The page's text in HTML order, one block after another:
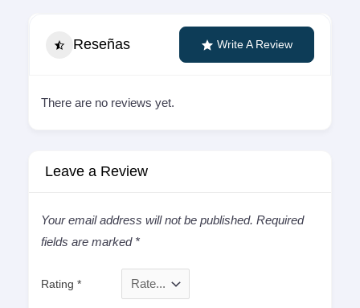
Reseñas Write A Review
There are no reviews yet.
Leave a Review
Your email address will not be published. Required
fields are marked *
Rating *